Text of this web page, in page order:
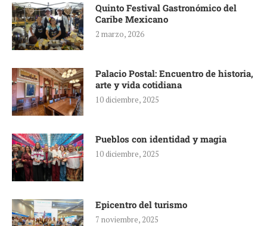
Quinto Festival Gastronómico del
Caribe Mexicano
2 marzo, 2026
Palacio Postal: Encuentro de historia,
arte y vida cotidiana
10 diciembre, 2025
Pueblos con identidad y magia
10 diciembre, 2025
Epicentro del turismo
7 noviembre, 2025